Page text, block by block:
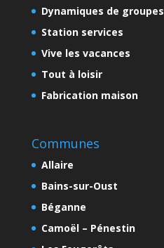
Dynamiques de groupes
Station services
Vive les vacances
Tout à loisir
Fabrication maison
Communes
Allaire
Bains-sur-Oust
Béganne
Camoël – Pénestin